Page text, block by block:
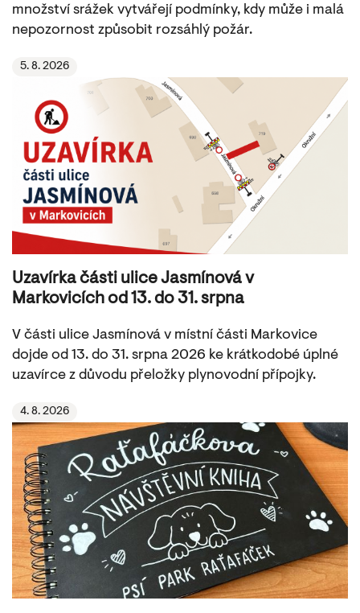
množství srážek vytvářejí podmínky, kdy může i malá
nepozornost způsobit rozsáhlý požár.
5. 8. 2026
Uzavírka části ulice Jasmínová v
Markovicích od 13. do 31. srpna
V části ulice Jasmínová v místní části Markovice
dojde od 13. do 31. srpna 2026 ke krátkodobé úplné
uzavírce z důvodu přeložky plynovodní přípojky.
4. 8. 2026